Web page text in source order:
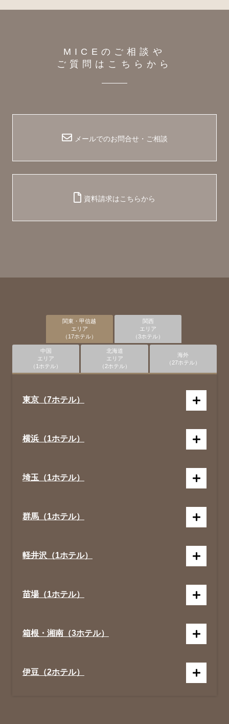
MICEのご相談や
ご質問はこちらから
メールでのお問合せ・ご相談
資料請求はこちらから
関東・甲信越
エリア
（17ホテル）
東京（7ホテル）
横浜（1ホテル）
埼玉（1ホテル）
群馬（1ホテル）
軽井沢（1ホテル）
苗場（1ホテル）
箱根・湘南（3ホテル）
伊豆（2ホテル）
関西
エリア
（3ホテル）
中国
エリア
（1ホテル）
北海道
エリア
（2ホテル）
海外
（27ホテル）